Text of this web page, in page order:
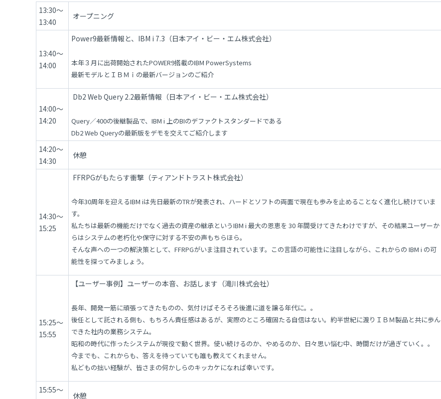
13:30～
13:40
オープニング
13:40～
14:00
Power9最新情報と、IBM i 7.3（日本アイ・ビー・エム株式会社）
本年３月に出荷開始されたPOWER9搭載のIBM PowerSystems
最新モデルとＩＢＭｉの最新バージョンのご紹介
14:00～
14:20
Db2 Web Query 2.2最新情報（日本アイ・ビー・エム株式会社）
Query／400の後継製品で、IBM i 上のBIのデファクトスタンダードである
Db2 Web Queryの最新版をデモを交えてご紹介します
14:20～
14:30
休憩
14:30～
15:25
FFRPGがもたらす衝撃（ティアンドトラスト株式会社）
今年30周年を迎えるIBM iは先日最新のTRが発表され、ハードとソフトの両面で現在も歩みを止めることなく進化し続けていま
す。
私たちは最新の機能だけでなく過去の資産の継承というIBM i 最大の恩恵を 30 年間受けてきたわけですが、その結果ユーザーか
らはシステムの老朽化や保守に対する不安の声もちらほら。
そんな声への一つの解決策として、FFRPGがいま注目されています。この言語の可能性に注目しながら、これからの IBM i の可
能性を探ってみましょう。
15:25～
15:55
【ユーザー事例】ユーザーの本音、お話します（滝川株式会社）
長年、開発一筋に頑張ってきたものの、気付けばそろそろ後進に道を譲る年代に。。
後任として託される側も、もちろん責任感はあるが、実際のところ確固たる自信はない。約半世紀に渡りＩＢＭ製品と共に歩ん
できた社内の業務システム。
昭和の時代に作ったシステムが現役で動く世界。使い続けるのか、やめるのか、日々思い悩む中、時間だけが過ぎていく。。
今までも、これからも、答えを待っていても誰も教えてくれません。
私どもの拙い経験が、皆さまの何かしらのキッカケになれば幸いです。
15:55～
休憩